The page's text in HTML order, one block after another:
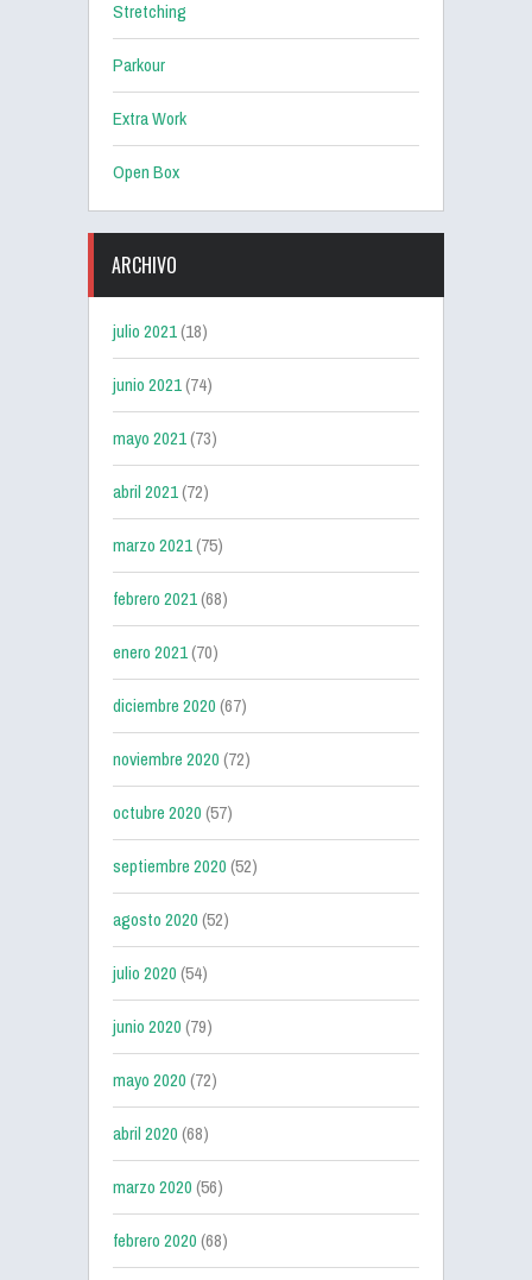
Stretching
Parkour
Extra Work
Open Box
ARCHIVO
julio 2021(18)
junio 2021(74)
mayo 2021(73)
abril 2021(72)
marzo 2021(75)
febrero 2021(68)
enero 2021(70)
diciembre 2020(67)
noviembre 2020(72)
octubre 2020(57)
septiembre 2020(52)
agosto 2020(52)
julio 2020(54)
junio 2020(79)
mayo 2020(72)
abril 2020(68)
marzo 2020(56)
febrero 2020(68)